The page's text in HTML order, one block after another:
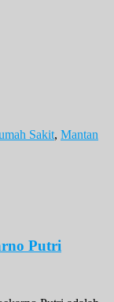
Sakit, Mantan
Putri